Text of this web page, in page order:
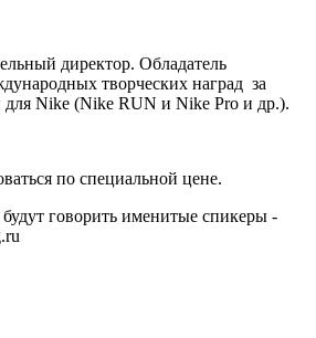
директор. Обладатель
творческих наград за
Nike (Nike RUN и Nike Pro и др.).
по специальной цене.
говорить именитые спикеры -